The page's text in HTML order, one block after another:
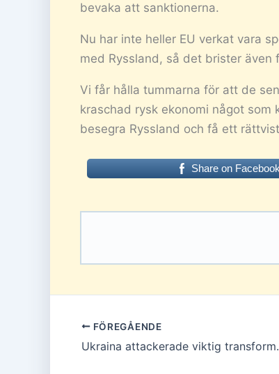
bevaka att sanktionerna.
Nu har inte heller EU verkat vara
med Ryssland, så det brister även
Vi får hålla tummarna för att de
kraschad rysk ekonomi något
besegra Ryssland och få ett
Share on Facebook
FÖREGÅENDE
Ukraina